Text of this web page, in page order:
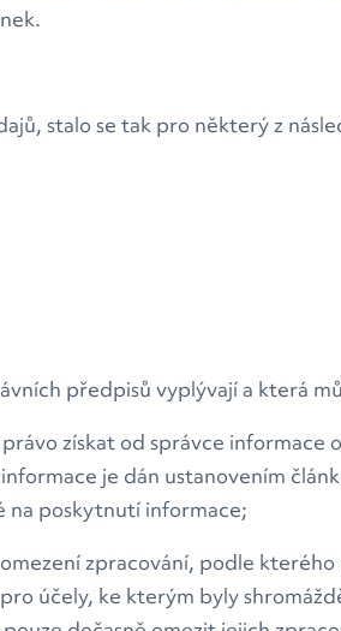
stalo se tak pro některý z
předpisů vyplývají a která
získat od správce informace
je dán ustanovením
na poskytnutí informace;
zpracování, podle
účely, ke kterým byly